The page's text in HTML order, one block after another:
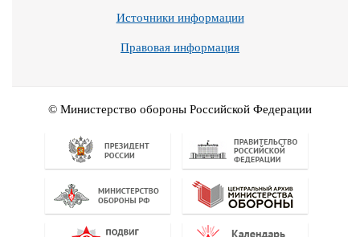
Источники информации
Правовая информация
© Министерство обороны Российской Федерации